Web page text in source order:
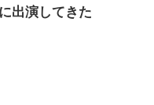
出演してきた